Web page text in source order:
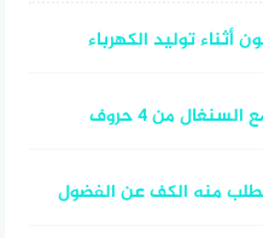
أثناء توليد الكهرباء
من ٤ حروف
تطلب منه الكف عن الفضول